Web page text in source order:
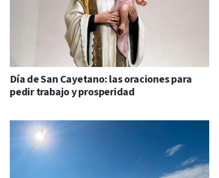
Día de San Cayetano: las oraciones para
pedir trabajo y prosperidad